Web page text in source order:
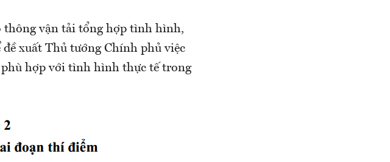
thông vận tải tổng hợp tình hình,
xuất Thủ tướng Chính phủ việc
phù hợp với tình hình thực tế trong